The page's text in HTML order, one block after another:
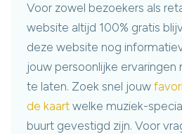
Voor zowel bezoekers als
website altijd 100% gratis
deze website nog
jouw persoonlijke
te laten. Zoek snel jouw
de kaartwelke muziek-
buurt gevestigd zijn. Voor